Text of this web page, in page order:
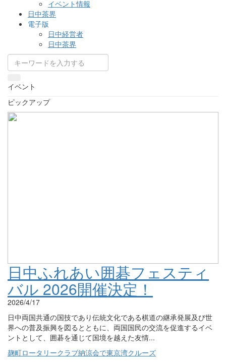
イベント情報
日中茶界
電子版
日中経営者
日中茶界
イベント
ピックアップ
日中ふれあい囲碁フェスティ
バル 2026開催決定！
2026/4/17
日中両国共通の国技であり伝統文化である棋道の継承発展及び世
界への普及振興を図るとともに、両国国民の交流を促進するイベ
ントとして、囲碁を通じて国境を越えた友情...
麹町ロータリークラブ納涼会で東京湾クルーズ